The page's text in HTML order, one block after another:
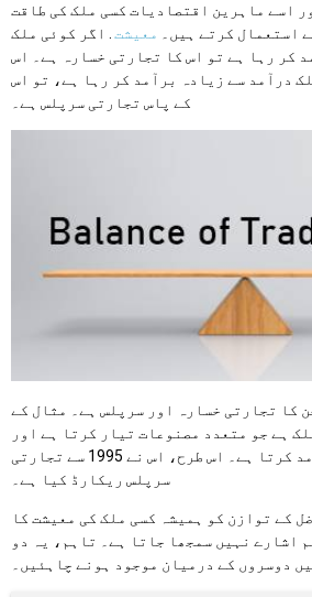
اسے ماہرین اقتصادیات کسی ملک کی طاقت
استعمال کرتے ہیں۔
معیشت
. اگر کوئی ملک
کر رہا ہے تو اس کا تجارتی خسارہ ہے۔ اس
درآمد سے زیادہ برآمد کر رہا ہے، تو اس
کے پاس تجارتی سرپلس ہے۔
کا تجارتی خسارہ اور سرپلس ہے۔ مثال کے
ہے جو متعدد مصنوعات تیار کرتا ہے اور
انہیں دنیا کو برآمد کرتا ہے۔ اس طرح، اس نے 1995 سے تجارتی
سرپلس ریکارڈ کیا ہے۔
کے توازن کو ہمیشہ کسی ملک کی معیشت کا
اشارے نہیں سمجھا جاتا ہے۔ تاہم، یہ دو
دوسروں کے درمیان موجود ہونے چاہئیں۔